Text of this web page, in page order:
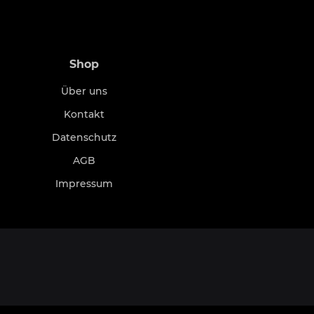
Shop
Über uns
Kontakt
Datenschutz
AGB
Impressum